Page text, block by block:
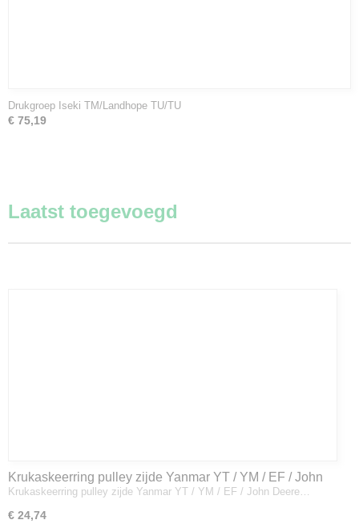
Drukgroep Iseki TM/Landhope TU/TU
€ 75,19
Laatst toegevoegd
Krukaskeerring pulley zijde Yanmar YT / YM / EF / John
Deere - 119934-01800
Krukaskeerring pulley zijde Yanmar YT / YM / EF / John Deere…
€ 24,74